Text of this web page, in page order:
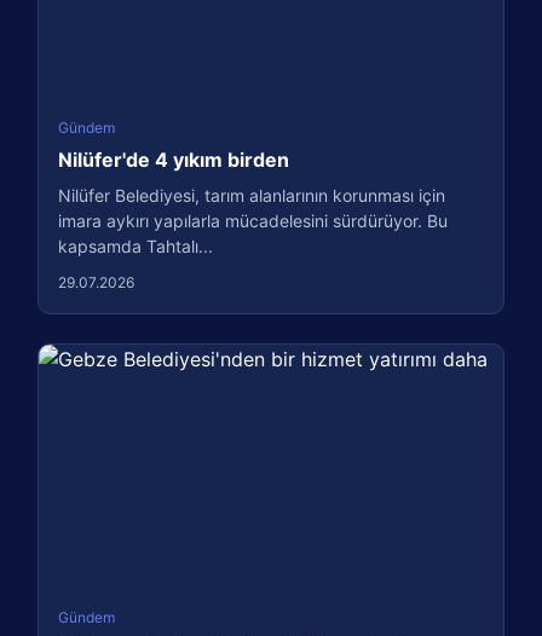
Gündem
Nilüfer'de 4 yıkım birden
Nilüfer Belediyesi, tarım alanlarının korunması için
imara aykırı yapılarla mücadelesini sürdürüyor. Bu
kapsamda Tahtalı...
29.07.2026
Gündem